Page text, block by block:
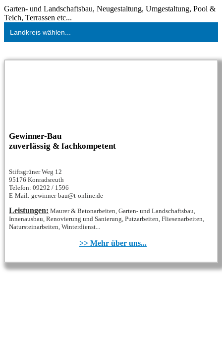
Garten- und Landschaftsbau, Neugestaltung, Umgestaltung, Pool &
Teich, Terrassen etc...
Landkreis wählen...
Gewinner-Bau
zuverlässig & fachkompetent
Stiftsgrüner Weg 12
95176 Konradsreuth
Telefon: 09292 / 1596
E-Mail: gewinner-bau@t-online.de
Leistungen: Maurer & Betonarbeiten, Garten- und Landschaftsbau,
Innenausbau, Renovierung und Sanierung, Putzarbeiten, Fliesenarbeiten,
Natursteinarbeiten, Winterdienst...
>> Mehr über uns...